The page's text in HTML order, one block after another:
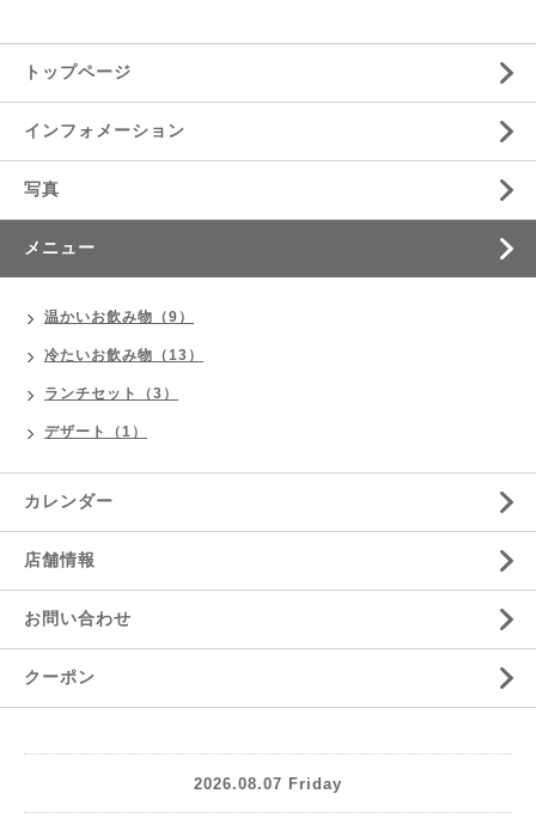
トップページ
インフォメーション
写真
メニュー
温かいお飲み物（9）
冷たいお飲み物（13）
ランチセット（3）
デザート（1）
カレンダー
店舗情報
お問い合わせ
クーポン
2026.08.07 Friday